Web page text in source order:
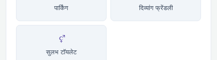
पार्किंग दिव्यांग फ्रेंडली
सुलभ टॉयलेट